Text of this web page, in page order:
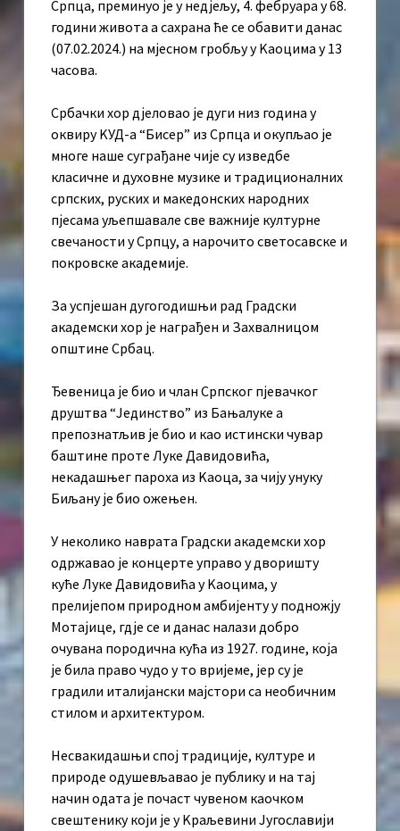
Српца, преминуо је у недјељу, 4. фебруара у 68.
години живота а сахрана ће се обавити данас
(07.02.2024.) на мјесном гробљу у Kаоцима у 13
часова.
Србачки хор дјеловао је дуги низ година у
оквиру KУД-а “Бисер” из Српца и окупљао је
многе наше суграђане чије су изведбе
класичне и духовне музике и традиционалних
српских, руских и македонских народних
пјесама уљепшавале све важније културне
свечаности у Српцу, а нарочито светосавске и
покровске академије.
За успјешан дугогодишњи рад Градски
академски хор је награђен и Захвалницом
општине Србац.
Ђевеница је био и члан Српског пјевачког
друштва “Јединство” из Бањалуке а
препознатљив је био и као истински чувар
баштине проте Луке Давидовића,
некадашњег пароха из Kаоца, за чију унуку
Биљану је био ожењен.
У неколико наврата Градски академски хор
одржавао је концерте управо у дворишту
куће Луке Давидовића у Kаоцима, у
прелијепом природном амбијенту у подножју
Мотајице, гдје се и данас налази добро
очувана породична кућа из 1927. године, која
је била право чудо у то вријеме, јер су је
градили италијански мајстори са необичним
стилом и архитектуром.
Несвакидашњи спој традиције, културе и
природе одушевљавао је публику и на тај
начин одата је почаст чувеном каочком
свештенику који је у Kраљевини Југославији